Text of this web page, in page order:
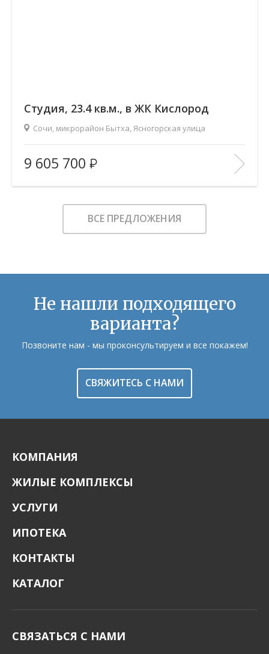
Cтудия, 23.4 кв.м., в ЖК Кислород
Сочи, микрорайон Бытха, Ясногорская улица
Площадь (общ/жил/кух), м2:
23.4/11.52/2.9
Количество комнат:
Студия
Этаж:
16/19
В ИЗБРАННОЕ
9 605 700
ВСЕ ПРЕДЛОЖЕНИЯ
Не нашли подходящего
варианта?
Позвоните нам - мы проконсультируем и все покажем!
СВЯЖИТЕСЬ С НАМИ
КОМПАНИЯ
ЖИЛЫЕ КОМПЛЕКСЫ
УСЛУГИ
ИПОТЕКА
КОНТАКТЫ
КАТАЛОГ
СВЯЗАТЬСЯ С НАМИ